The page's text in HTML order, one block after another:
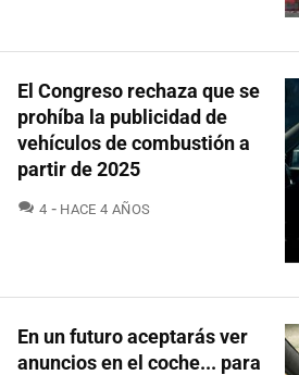
El Congreso rechaza que se
prohíba la publicidad de
vehículos de combustión a
partir de 2025
4 COMENTARIOS
HACE 4 AÑOS
En un futuro aceptarás ver
anuncios en el coche... para